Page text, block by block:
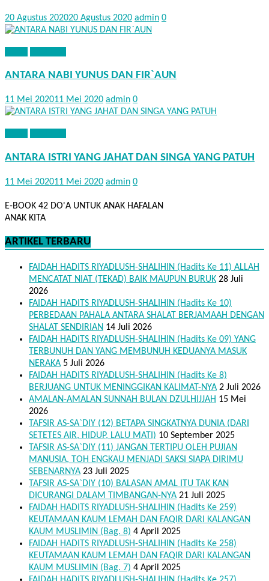
20 Agustus 202020 Agustus 2020 admin 0
ANTARA NABI YUNUS DAN FIR`AUN
11 Mei 202011 Mei 2020 admin 0
ANTARA ISTRI YANG JAHAT DAN SINGA YANG PATUH
11 Mei 202011 Mei 2020 admin 0
E-BOOK 42 DO'A UNTUK ANAK HAFALAN
ANAK KITA
ARTIKEL TERBARU
FAIDAH HADITS RIYADLUSH-SHALIHIN (Hadits Ke 11) ALLAH
MENCATAT NIAT (TEKAD) BAIK MAUPUN BURUK 28 Juli
2026
FAIDAH HADITS RIYADLUSH-SHALIHIN (Hadits Ke 10)
PERBEDAAN PAHALA ANTARA SHALAT BERJAMAAH DENGAN
SHALAT SENDIRIAN 14 Juli 2026
FAIDAH HADITS RIYADLUSH-SHALIHIN (Hadits Ke 09) YANG
TERBUNUH DAN YANG MEMBUNUH KEDUANYA MASUK
NERAKA 5 Juli 2026
FAIDAH HADITS RIYADLUSH-SHALIHIN (Hadits Ke 8)
BERJUANG UNTUK MENINGGIKAN KALIMAT-NYA 2 Juli 2026
AMALAN-AMALAN SUNNAH BULAN DZULHIJJAH 15 Mei
2026
TAFSIR AS-SA`DIY (12) BETAPA SINGKATNYA DUNIA (DARI
SETETES AIR, HIDUP, LALU MATI) 10 September 2025
TAFSIR AS-SA`DIY (11) JANGAN TERTIPU OLEH PUJIAN
MANUSIA, TOH ENGKAU MENJADI SAKSI SIAPA DIRIMU
SEBENARNYA 23 Juli 2025
TAFSIR AS-SA`DIY (10) BALASAN AMAL ITU TAK KAN
DICURANGI DALAM TIMBANGAN-NYA 21 Juli 2025
FAIDAH HADITS RIYADLUSH-SHALIHIN (Hadits Ke 259)
KEUTAMAAN KAUM LEMAH DAN FAQIR DARI KALANGAN
KAUM MUSLIMIN (Bag. 8) 4 April 2025
FAIDAH HADITS RIYADLUSH-SHALIHIN (Hadits Ke 258)
KEUTAMAAN KAUM LEMAH DAN FAQIR DARI KALANGAN
KAUM MUSLIMIN (Bag. 7) 4 April 2025